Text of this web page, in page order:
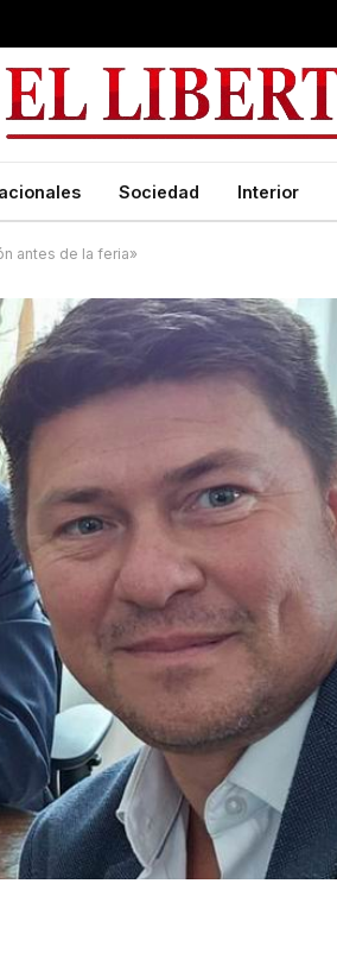
Sociedad Interior
antes de la feria»